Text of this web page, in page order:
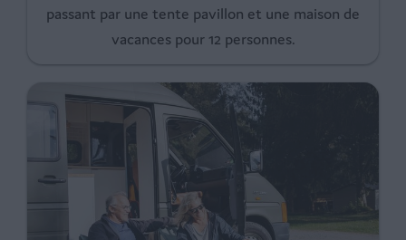
passant par une tente pavillon et une maison de
vacances pour 12 personnes.